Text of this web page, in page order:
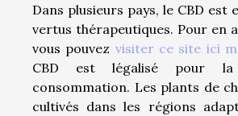
Dans plusieurs pays, le CBD est
vertus thérapeutiques. Pour en
vous pouvez visiter ce site ici
CBD est légalisé pour
consommation. Les plants de
cultivés dans les régions